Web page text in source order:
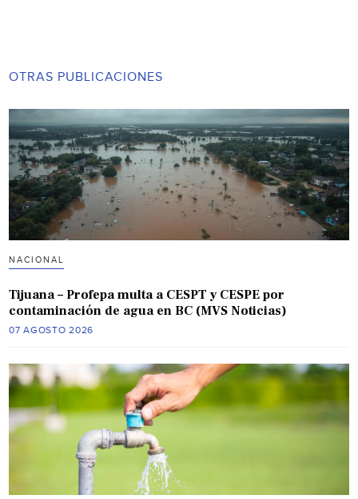
OTRAS PUBLICACIONES
NACIONAL
Tijuana – Profepa multa a CESPT y CESPE por
contaminación de agua en BC (MVS Noticias)
07 AGOSTO 2026